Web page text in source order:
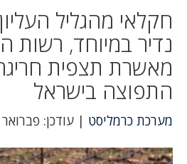
חקלאי מהגליל
נדיר במיוחד, רשות
מאשרת תצפית
התפוצה בישראל
מערכת כרמליסט | עודכן: פברואר 12, 2026